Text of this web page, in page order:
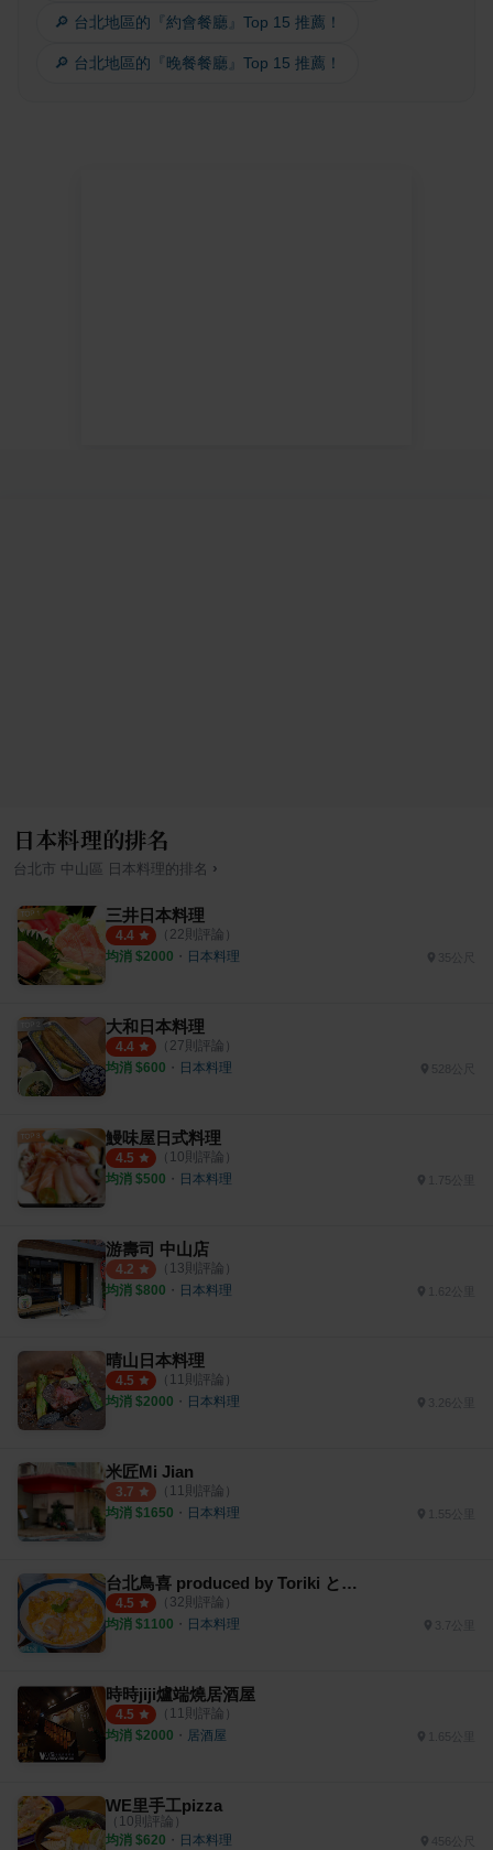
🔎 台北地區的『約會餐廳』Top 15 推薦！
🔎 台北地區的『晚餐餐廳』Top 15 推薦！
日本料理的排名
台北市 中山區 日本料理的排名 ›
三井日本料理
4.4 （ 22則評論）
均消 $2000 ・ 日本料理 35公尺
大和日本料理
4.4 （ 27則評論）
均消 $600 ・ 日本料理 528公尺
鰻味屋日式料理
4.5 （ 10則評論）
均消 $500 ・ 日本料理 1.75公里
游壽司 中山店
4.2 （ 13則評論）
均消 $800 ・ 日本料理
晴山日本料理
4.5 （ 11則評論）
均消 $2000 ・ 日本料理
米匠Mi Jian
3.7 （ 11則評論）
均消 $1650 ・ 日本料理 1.55公里
台北鳥喜 produced by Toriki とり喜
4.5 （ 32則評論）
均消 $1100 ・ 日本料理
時時jiji爐端燒居酒屋
4.5 （ 11則評論）
均消 $2000 ・ 居酒屋 1.65公里
WE里手工pizza
（ 10則評論）
均消 $620 ・ 日本料理 456公尺